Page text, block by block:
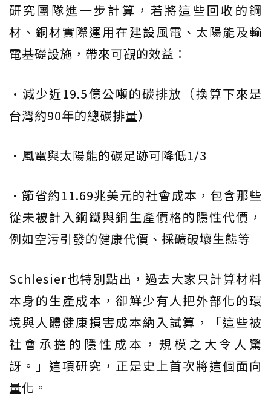
研究團隊進一步計算，若將這些回收的鋼
材、銅材實際運用在建設風電、太陽能及輸
電基礎設施，帶來可觀的效益：
•減少近19.5億公噸的碳排放（換算下來是
台灣約90年的總碳排量）
•風電與太陽能的碳足跡可降低1/3
•節省約11.69兆美元的社會成本，包含那些
從未被計入鋼鐵與銅生產價格的隱性代價，
例如空污引發的健康代價、採礦破壞生態等
Schlesier也特別點出，過去大家只計算材料
本身的生產成本，卻鮮少有人把外部化的環
境與人體健康損害成本納入試算，「這些被
社會承擔的隱性成本，規模之大令人驚
訝。」這項研究，正是史上首次將這個面向
量化。